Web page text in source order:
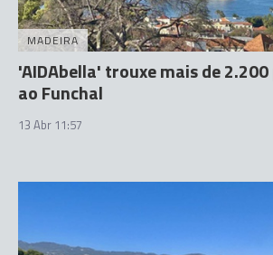
MADEIRA
'AIDAbella' trouxe mais de
ao Funchal
13 Abr 11:57